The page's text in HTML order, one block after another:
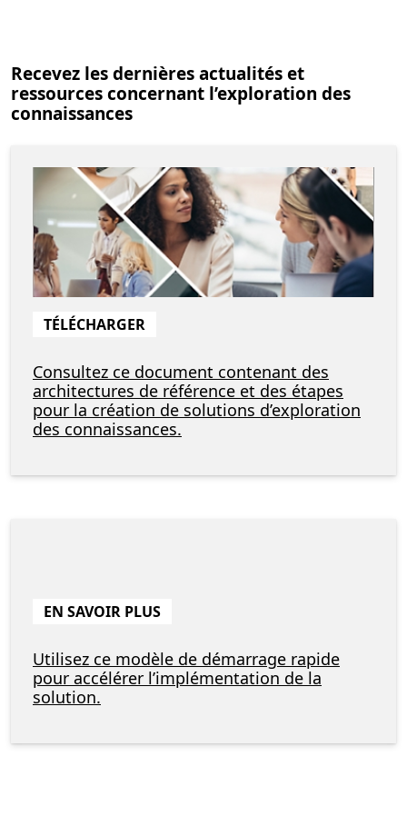
Recevez les dernières actualités et
ressources concernant l’exploration des
connaissances
TÉLÉCHARGER
Consultez ce document contenant des
architectures de référence et des étapes
pour la création de solutions d’exploration
des connaissances.
EN SAVOIR PLUS
Utilisez ce modèle de démarrage rapide
pour accélérer l’implémentation de la
solution.